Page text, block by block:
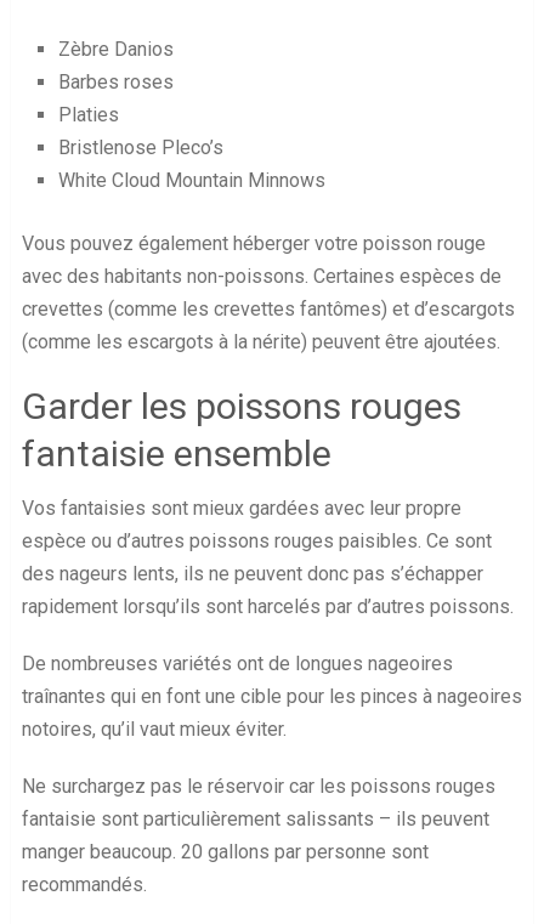
Zèbre Danios
Barbes roses
Platies
Bristlenose Pleco’s
White Cloud Mountain Minnows
Vous pouvez également héberger votre poisson rouge
avec des habitants non-poissons. Certaines espèces de
crevettes (comme les crevettes fantômes) et d’escargots
(comme les escargots à la nérite) peuvent être ajoutées.
Garder les poissons rouges
fantaisie ensemble
Vos fantaisies sont mieux gardées avec leur propre
espèce ou d’autres poissons rouges paisibles. Ce sont
des nageurs lents, ils ne peuvent donc pas s’échapper
rapidement lorsqu’ils sont harcelés par d’autres poissons.
De nombreuses variétés ont de longues nageoires
traînantes qui en font une cible pour les pinces à nageoires
notoires, qu’il vaut mieux éviter.
Ne surchargez pas le réservoir car les poissons rouges
fantaisie sont particulièrement salissants – ils peuvent
manger beaucoup. 20 gallons par personne sont
recommandés.